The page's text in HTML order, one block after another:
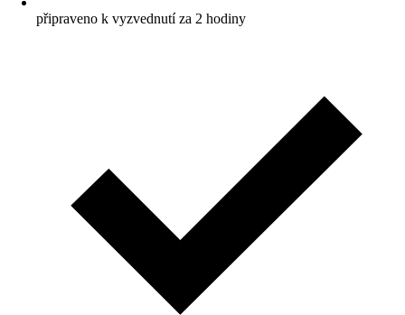
připraveno k vyzvednutí za 2 hodiny